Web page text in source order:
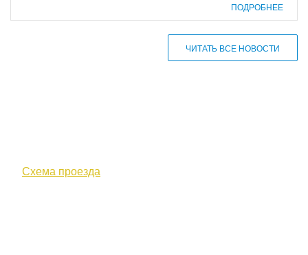
ПОДРОБНЕЕ
ЧИТАТЬ ВСЕ НОВОСТИ
Схема проезда